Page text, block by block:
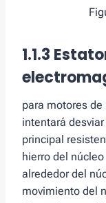
1.1.3
para motores
intentará
principal
hierro del
alrededor del
movimiento del